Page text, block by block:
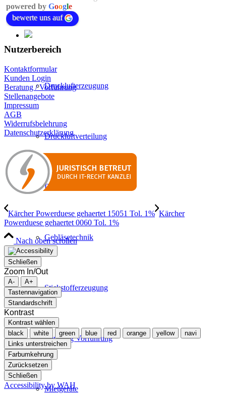
Drucklufterzeugung
Druckluftverteilung
Druckluftaufbereitung
Gebläsetechnik
Stickstofferzeugung
Beratung Vorführung
Mietgeräte
powered by Google
bewerte uns auf
Nutzerbereich
Kontaktformular
Kunden Login
Beratung / Vorführung
Stellenangebote
Impressum
AGB
Widerrufsbelehrung
Datenschutzerklärung
Kärcher Powerduese gehaertet 15051 Tol. 1% Kärcher
Powerduese gehaertet 0060 Tol. 1%
Nach oben scrollen
Schließen
Zoom In/Out
A-
A+
Tastennavigation
Standardschrift
Kontrast
Kontrast wählen
black
white green blue red orange yellow
navi
Links unterstreichen
Farbumkehrung
Zurücksetzen
Schließen
Accessibility by WAH